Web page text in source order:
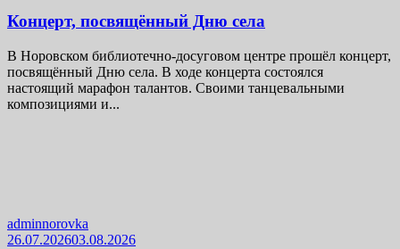
Концерт, посвящённый Дню села
В Норовском библиотечно-досуговом центре прошёл концерт,
посвящённый Дню села. В ходе концерта состоялся
настоящий марафон талантов. Своими танцевальными
композициями и...
adminnorovka
26.07.202603.08.2026